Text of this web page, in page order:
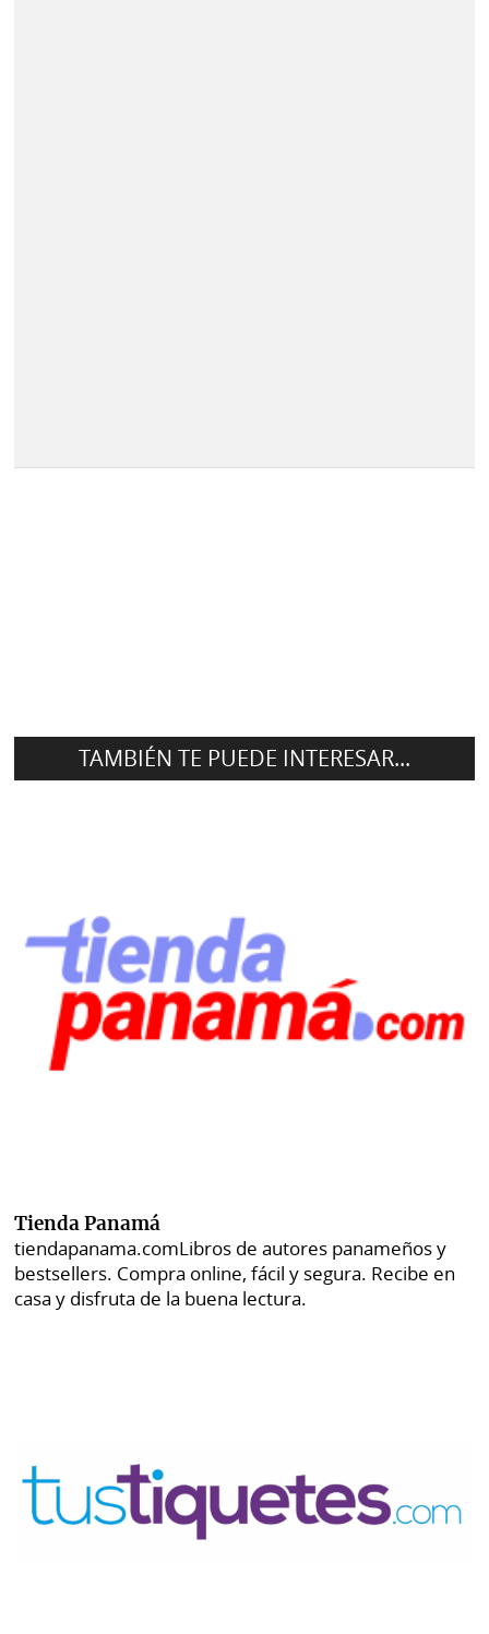
TAMBIÉN TE PUEDE INTERESAR...
Tienda Panamá
tiendapanama.comLibros de autores panameños y
bestsellers. Compra online, fácil y segura. Recibe en
casa y disfruta de la buena lectura.